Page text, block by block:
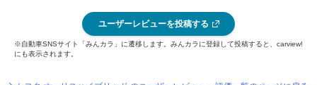
ユーザーレビューを投稿する
※自動車SNSサイト「みんカラ」に遷移します。みんカラに登録して投稿すると、carview!
にも表示されます。